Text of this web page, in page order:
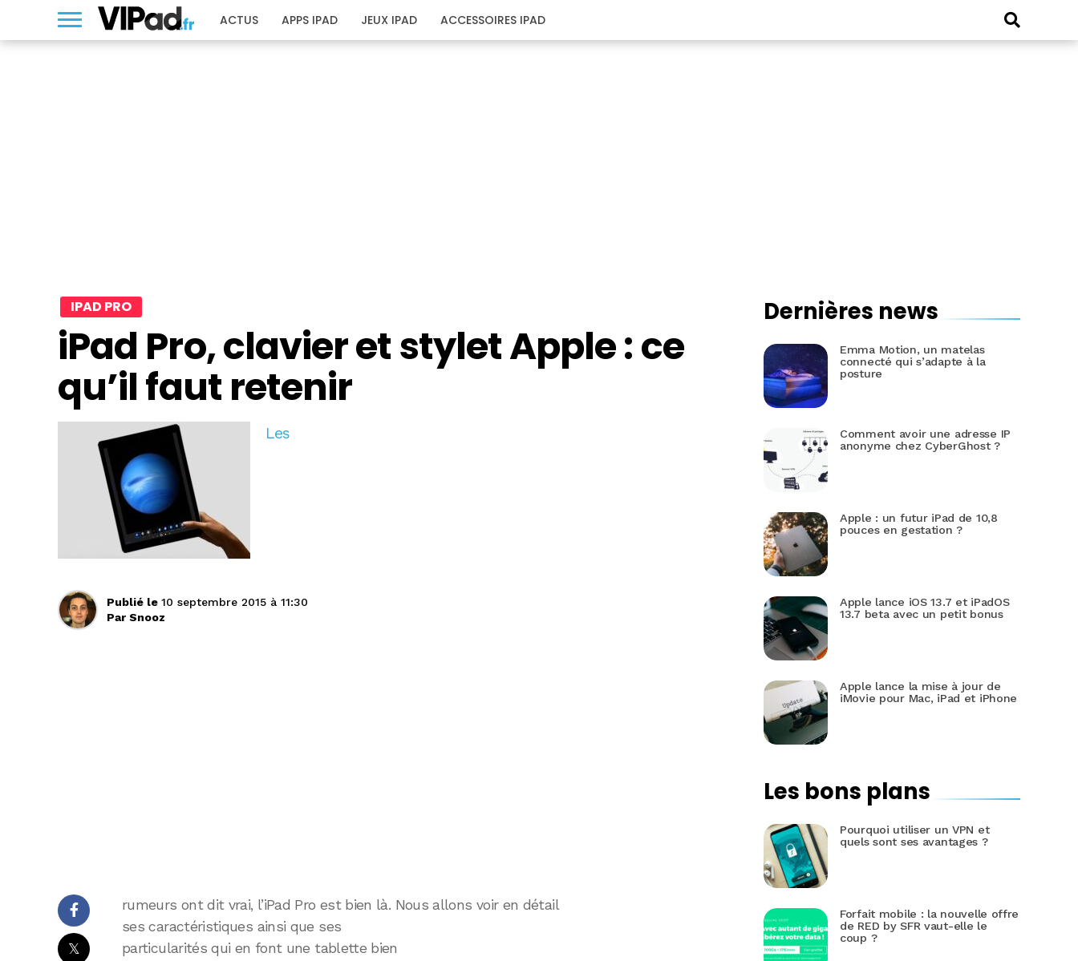
ACTUS APPS IPAD JEUX IPAD ACCESSOIRES IPAD
IPAD PRO
iPad Pro, clavier et stylet Apple : ce
qu’il faut retenir
Les
Publié le 10 septembre 2015 à 11:30
Par Snooz
𝕏
rumeurs ont dit vrai, l’iPad Pro est bien là. Nous allons voir en détail
ses caractéristiques ainsi que ses
particularités qui en font une tablette bien
Dernières news
Emma Motion, un matelas
connecté qui s’adapte à la
posture
Comment avoir une adresse IP
anonyme chez CyberGhost ?
Apple : un futur iPad de 10,8
pouces en gestation ?
Apple lance iOS 13.7 et iPadOS
13.7 beta avec un petit bonus
Apple lance la mise à jour de
iMovie pour Mac, iPad et iPhone
Les bons plans
Pourquoi utiliser un VPN et
quels sont ses avantages ?
Forfait mobile : la nouvelle offre
de RED by SFR vaut-elle le
coup ?